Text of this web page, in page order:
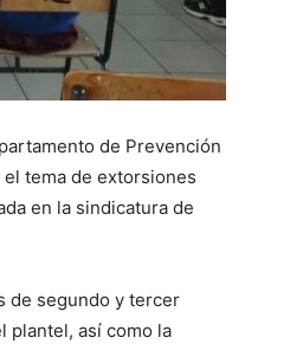
de Prevención
tema de extorsiones
en la sindicatura de
de segundo y tercer
plantel, así como la